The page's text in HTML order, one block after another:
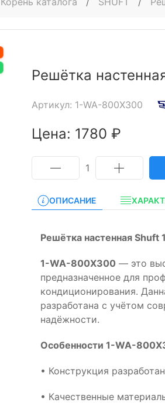
Решётка
Артикул: 1-WA-800X300
Цена: 1780 ₽
1
ОПИСАНИЕ
Решётка настенная
1-WA-800X300 — это
предназначенное для
кондиционирования.
разработана с учётом
надёжности.
Особенности 1-WA-
• Конструкция
• Качественные